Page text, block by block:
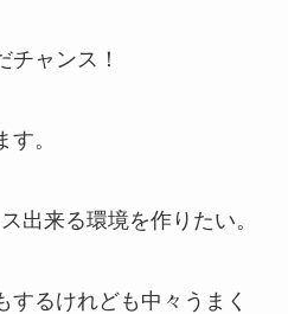
チャンス！
。
出来る環境を作りたい。
するけれども中々うまく